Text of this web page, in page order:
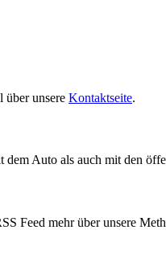
über unsere Kontaktseite.
Auto als auch mit den
Feed mehr über unsere